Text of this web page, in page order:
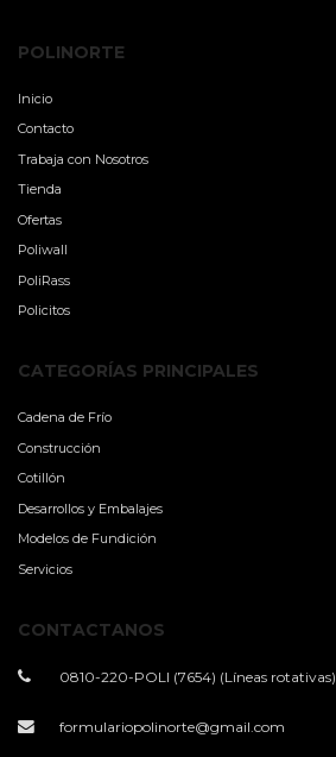
POLINORTE
Inicio
Contacto
Trabaja con Nosotros
Tienda
Ofertas
Poliwall
PoliRass
Policitos
CATEGORÍAS PRINCIPALES
Cadena de Frío
Construcción
Cotillón
Desarrollos y Embalajes
Modelos de Fundición
Servicios
CONTACTANOS
0810-220-POLI (7654) (Líneas rotativas)
formulariopolinorte@gmail.com